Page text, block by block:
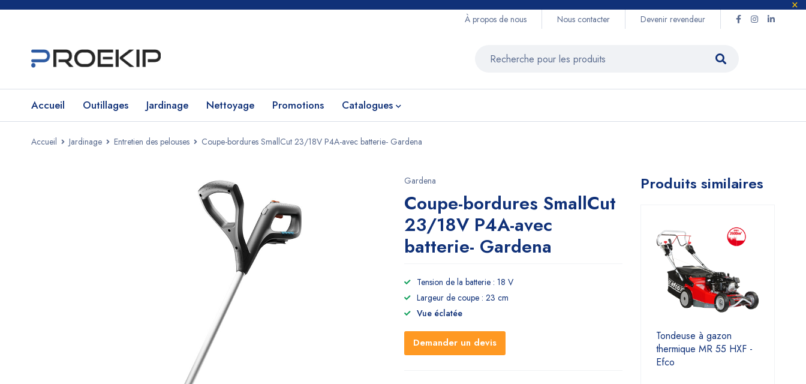
À propos de nous Nous contacter Devenir revendeur
Accueil Outillages Jardinage Nettoyage Promotions Catalogues
Accueil Jardinage Entretien des pelouses Coupe-bordures SmallCut 23/18V P4A-avec batterie- Gardena
Gardena
Coupe-bordures SmallCut
23/18V P4A-avec
batterie- Gardena
Tension de la batterie : 18 V
Largeur de coupe : 23 cm
Vue éclatée
Demander un devis
Produits similaires
Tondeuse à gazon
thermique MR 55 HXF -
Efco